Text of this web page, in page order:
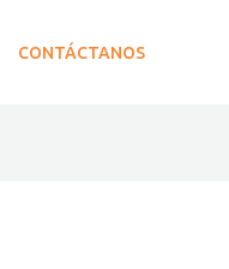
CONTÁCTANOS